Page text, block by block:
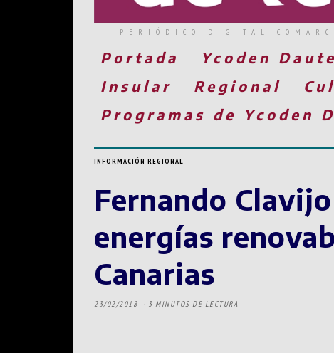
PERIÓDICO DIGITAL
Portada Ycoden
Insular
Regional
Programas de Ycoden
INFORMACIÓN REGIONAL
Fernando
energías
Canarias
23/02/2018 3 MINUTOS DE LECTURA